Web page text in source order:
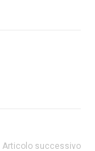
Articolo successivo